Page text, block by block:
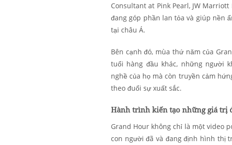
Consultant at Pink Pearl, JW
đang góp phần lan tỏa và giúp nền
tại châu Á.
Bên cạnh đó, mùa thứ năm của
tuổi hàng đầu khác, những người
nghề của họ mà còn truyền cảm
theo đuổi sự xuất sắc.
Hành trình kiến tạo những giá trị
Grand Hour không chỉ là một video
con người đã và đang định hình thị